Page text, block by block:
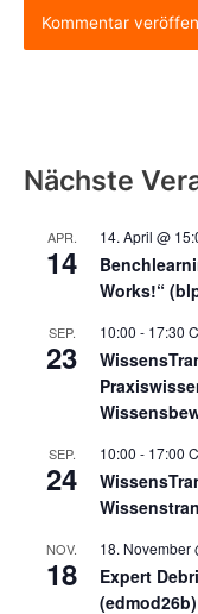
Nächste
APR.
14
14. April @
Works!“
SEP.
23
10:00 - 17:30
SEP.
24
10:00 - 17:00
NOV.
18
18. November
Expert
(edmod26b)